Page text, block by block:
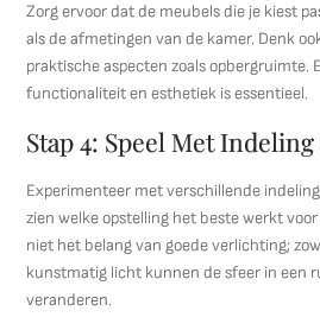
Zorg ervoor dat de meubels die je kiest
als de afmetingen van de kamer. Denk
praktische aspecten zoals opbergruimte.
functionaliteit en esthetiek is essentieel.
Stap 4: Speel Met
Experimenteer met verschillende
zien welke opstelling het beste werkt
niet het belang van goede verlichting;
kunstmatig licht kunnen de sfeer in een
veranderen.